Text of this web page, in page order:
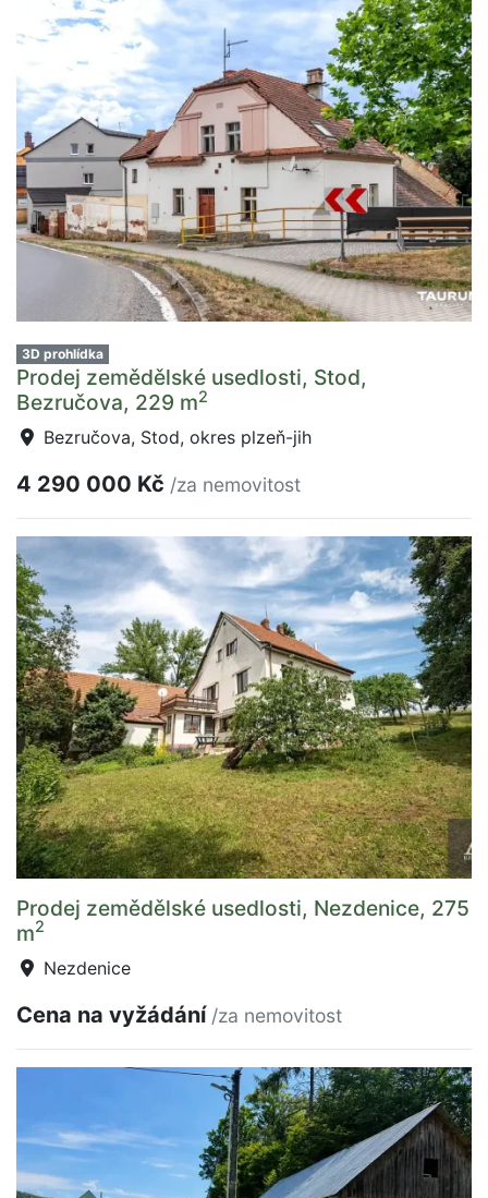
3D prohlídka
Prodej zemědělské usedlosti, Stod,
Bezručova, 229 m2
Bezručova, Stod, okres plzeň-jih
4 290 000 Kč /za nemovitost
Prodej zemědělské usedlosti, Nezdenice, 275
m2
Nezdenice
Cena na vyžádání /za nemovitost